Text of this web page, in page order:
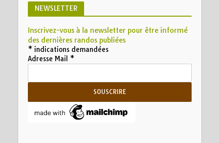
NEWSLETTER
Inscrivez-vous à la newsletter pour être informé
des dernières randos publiées
* indications demandées
Adresse Mail *